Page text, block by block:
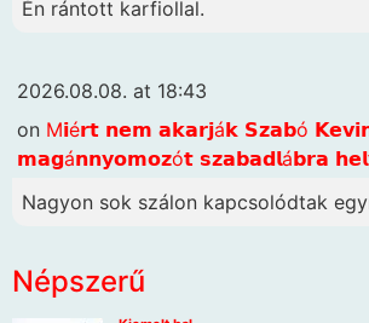
Én rántott karfiollal.
2026.08.08. at 18:43
on M𝗶é𝗿𝘁 𝗻𝗲𝗺 𝗮𝗸𝗮𝗿𝗷á𝗸 𝗦𝘇𝗮𝗯ó
𝗺𝗮𝗴á𝗻𝗻𝘆𝗼𝗺𝗼𝘇ó𝘁 𝘀𝘇𝗮𝗯𝗮𝗱𝗹á𝗯𝗿𝗮
Nagyon sok szálon kapcsolódtak
Népszerű